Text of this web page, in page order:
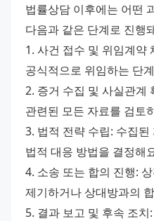
법률상담 이후에는 어떤
다음과 같은 단계로 진행
1. 사건 접수 및 위임계약
공식적으로 위임하는 단
2. 증거 수집 및 사실관계
관련된 모든 자료를 검토
3. 법적 전략 수립: 수집
법적 대응 방법을 결정해
4. 소송 또는 합의 진행:
제기하거나 상대방과의
5. 결과 보고 및 후속 조